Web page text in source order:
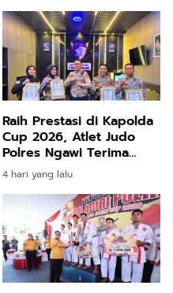
Raih Prestasi di Kapolda
Cup 2026, Atlet Judo
Polres Ngawi Terima
Reward dari Kasat
Lantas
4 hari yang lalu